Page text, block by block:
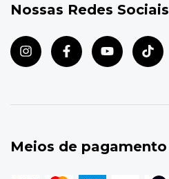
Nossas Redes Sociais
Meios de pagamento